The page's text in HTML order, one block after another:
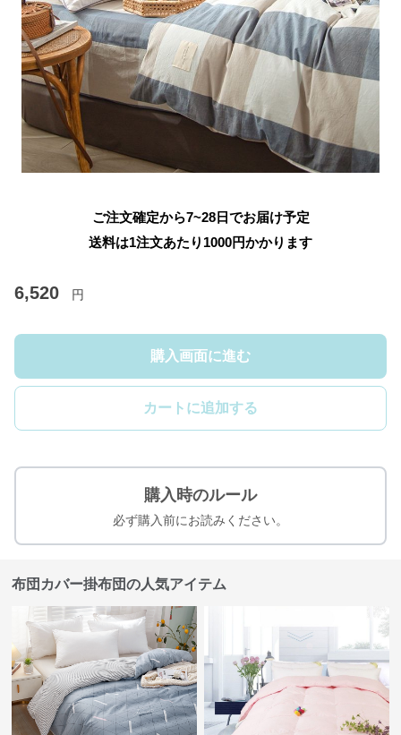
ご注文確定から7~28日でお届け予定
送料は1注文あたり 1000円かかります
6,520 円
購入画面に進む
カートに追加する
購入時のルール
必ず購入前にお読みください。
布団カバー掛布団の人気アイテム